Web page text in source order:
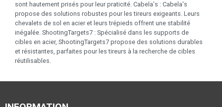
sont hautement prisés pour leur praticité. Cabela's : Cabela's
propose des solutions robustes pour les tireurs exigeants. Leurs
chevalets de sol en acier et leurs trépieds offrent une stabilité
inégalée. ShootingTargets7 : Spécialisé dans les supports de
cibles en acier, ShootingTargets7 propose des solutions durables
et résistantes, parfaites pour les tireurs à la recherche de cibles
réutilisables.